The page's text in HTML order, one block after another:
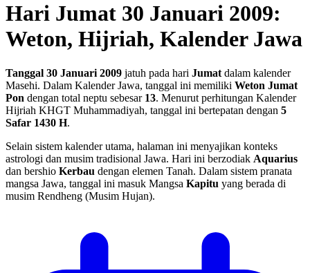
Hari Jumat 30 Januari 2009:
Weton, Hijriah, Kalender Jawa
Tanggal 30 Januari 2009 jatuh pada hari Jumat dalam kalender
Masehi. Dalam Kalender Jawa, tanggal ini memiliki Weton Jumat
Pon dengan total neptu sebesar 13. Menurut perhitungan Kalender
Hijriah KHGT Muhammadiyah, tanggal ini bertepatan dengan 5
Safar 1430 H.
Selain sistem kalender utama, halaman ini menyajikan konteks
astrologi dan musim tradisional Jawa. Hari ini berzodiak Aquarius
dan bershio Kerbau dengan elemen Tanah. Dalam sistem pranata
mangsa Jawa, tanggal ini masuk Mangsa Kapitu yang berada di
musim Rendheng (Musim Hujan).